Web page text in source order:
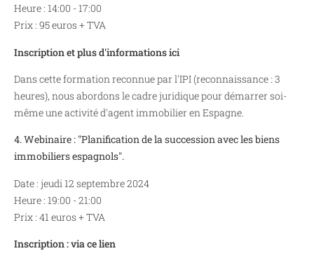
Heure : 14:00 - 17:00
Prix : 95 euros + TVA
Inscription et plus d'informations ici
Dans cette formation reconnue par l'IPI (reconnaissance : 3
heures), nous abordons le cadre juridique pour démarrer soi-
même une activité d'agent immobilier en Espagne.
4. Webinaire : "Planification de la succession avec les biens
immobiliers espagnols".
Date : jeudi 12 septembre 2024
Heure : 19:00 - 21:00
Prix : 41 euros + TVA
Inscription : via ce lien